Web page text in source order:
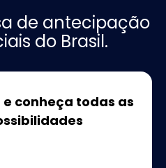
de antecipação
do Brasil.
conheça todas as